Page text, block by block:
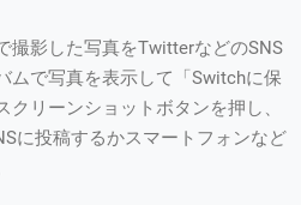
撮影した写真をTwitterなどのSNS
ムで写真を表示して「Switchに保
リーンショットボタンを押し、
に投稿するかスマートフォンなど